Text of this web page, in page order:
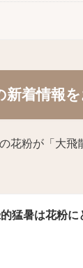
新着情報
花粉が「大飛
猛暑は花粉に